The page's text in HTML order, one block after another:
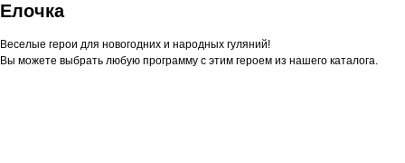
Елочка
Веселые герои для новогодних и народных гуляний!
Вы можете выбрать любую программу с этим героем из нашего каталога.